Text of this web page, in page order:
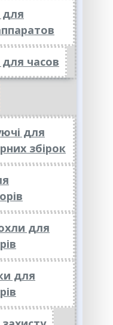
для
часов
для
збірок
для
для